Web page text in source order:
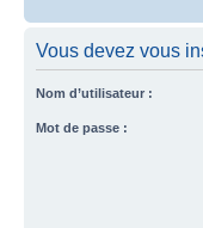
Vous devez vous
Nom d’utilisateur :
Mot de passe :